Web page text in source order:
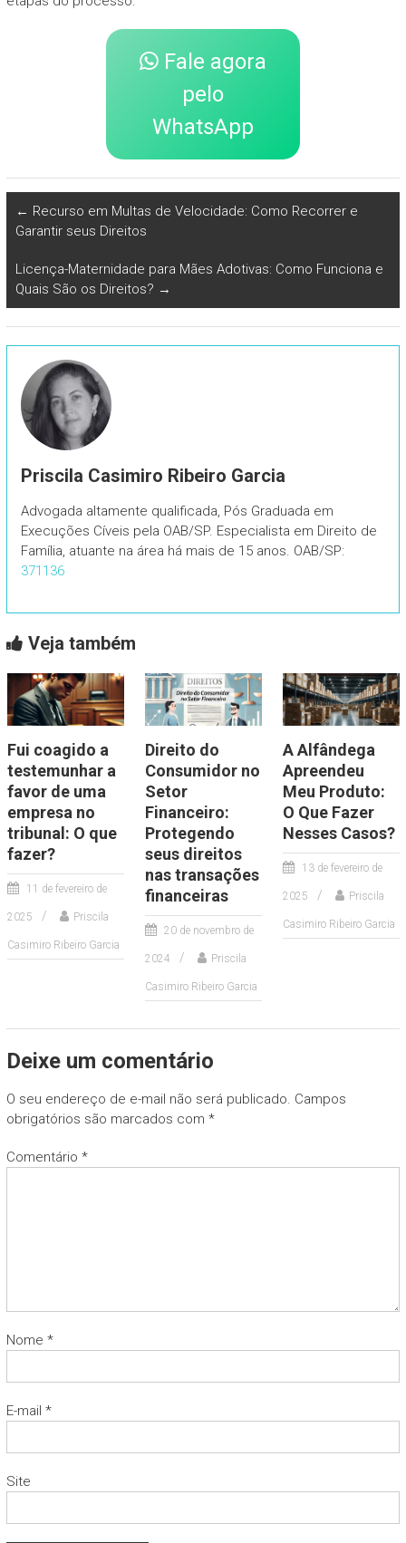
Fale agora
pelo
WhatsApp
← Recurso em Multas de Velocidade: Como Recorrer e
Garantir seus Direitos
Licença-Maternidade para Mães Adotivas: Como Funciona e
Quais São os Direitos? →
Priscila Casimiro Ribeiro Garcia
Advogada altamente qualificada, Pós Graduada em
Execuções Cíveis pela OAB/SP. Especialista em Direito de
Família, atuante na área há mais de 15 anos. OAB/SP:
371136
Veja também
Fui coagido a
testemunhar a
favor de uma
empresa no
tribunal: O que
fazer?
11 de fevereiro de
2025 Priscila
Casimiro Ribeiro Garcia
Direito do
Consumidor no
Setor
Financeiro:
Protegendo
seus direitos
nas transações
financeiras
20 de novembro de
2024 Priscila
Casimiro Ribeiro Garcia
A Alfândega
Apreendeu
Meu Produto:
O Que Fazer
Nesses Casos?
13 de fevereiro de
2025 Priscila
Casimiro Ribeiro Garcia
Deixe um comentário
O seu endereço de e-mail não será publicado. Campos
obrigatórios são marcados com *
Comentário *
Nome *
E-mail *
Site